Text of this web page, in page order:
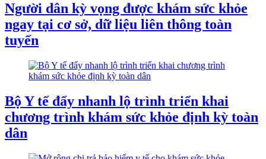
Người dân kỳ vọng được khám sức khỏe
ngay tại cơ sở, dữ liệu liên thông toàn
tuyến
Bộ Y tế đẩy nhanh lộ trình triển khai
chương trình khám sức khỏe định kỳ toàn
dân